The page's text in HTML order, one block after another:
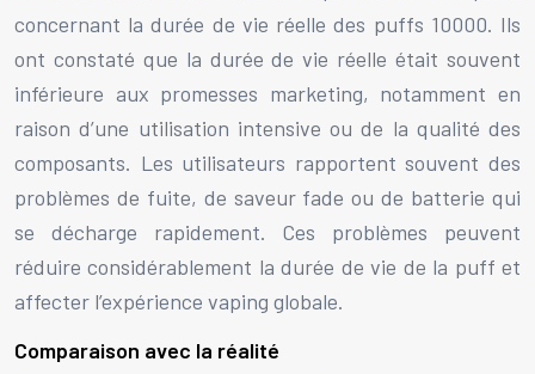
concernant la durée de vie réelle des puffs 10000. Ils
ont constaté que la durée de vie réelle était souvent
inférieure aux promesses marketing, notamment en
raison d’une utilisation intensive ou de la qualité des
composants. Les utilisateurs rapportent souvent des
problèmes de fuite, de saveur fade ou de batterie qui
se décharge rapidement. Ces problèmes peuvent
réduire considérablement la durée de vie de la puff et
affecter l’expérience vaping globale.
Comparaison avec la réalité